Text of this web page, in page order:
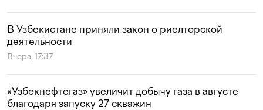
В Узбекистане приняли закон о риелторской
деятельности
Вчера, 17:37
«Узбекнефтегаз» увеличит добычу газа в августе
благодаря запуску 27 скважин